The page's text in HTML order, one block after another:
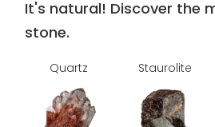
It's natural! Discover the
stone.
Quartz Staurolite